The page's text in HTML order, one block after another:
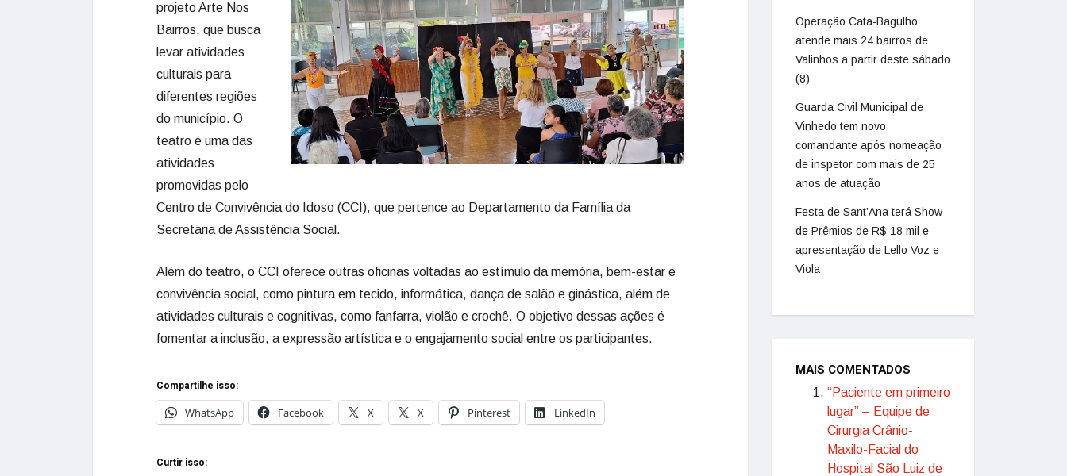
projeto Arte Nos
Bairros, que busca
levar atividades
culturais para
diferentes regiões
do município. O
teatro é uma das
atividades
promovidas pelo
Centro de Convivência do Idoso (CCI), que pertence ao Departamento da Família da
Secretaria de Assistência Social.
Além do teatro, o CCI oferece outras oficinas voltadas ao estímulo da memória, bem-estar e
convivência social, como pintura em tecido, informática, dança de salão e ginástica, além de
atividades culturais e cognitivas, como fanfarra, violão e crochê. O objetivo dessas ações é
fomentar a inclusão, a expressão artística e o engajamento social entre os participantes.
Compartilhe isso:
WhatsApp
Facebook X X Pinterest LinkedIn
Curtir isso:
Operação Cata-Bagulho
atende mais 24 bairros de
Valinhos a partir deste sábado
(8)
Guarda Civil Municipal de
Vinhedo tem novo
comandante após nomeação
de inspetor com mais de 25
anos de atuação
Festa de Sant’Ana terá Show
de Prêmios de R$ 18 mil e
apresentação de Lello Voz e
Viola
MAIS COMENTADOS
“Paciente em primeiro
lugar” – Equipe de
Cirurgia Crânio-
Maxilo-Facial do
Hospital São Luiz de